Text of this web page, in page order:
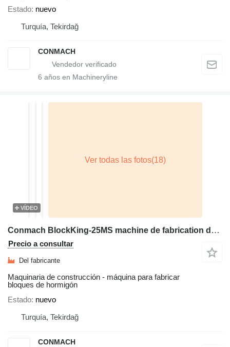
Estado nuevo
Turquía, Tekirdağ
CONMACH
6 años en Machineryline
VÍDEO
Conmach BlockKing-25MS machine de fabrication de blocs - 10.000unités/8h
Precio a consultar
Del fabricante
Maquinaria de construcción - máquina para fabricar
bloques de hormigón
Estado nuevo
Turquía, Tekirdağ
CONMACH